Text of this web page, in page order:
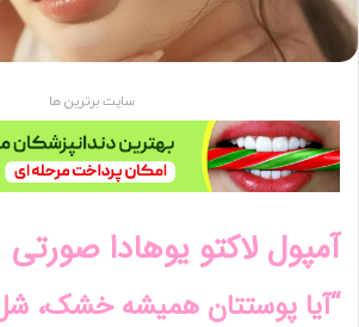
سایت برترین ها
آمپول لاکتو یوهادا صورتی
“آیا پوستتان همیشه خشک،